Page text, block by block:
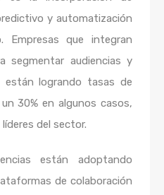
y automatización
Empresas que integran
segmentar audiencias y
están logrando tasas de
30% en algunos casos,
del sector.
están adoptando
de colaboración